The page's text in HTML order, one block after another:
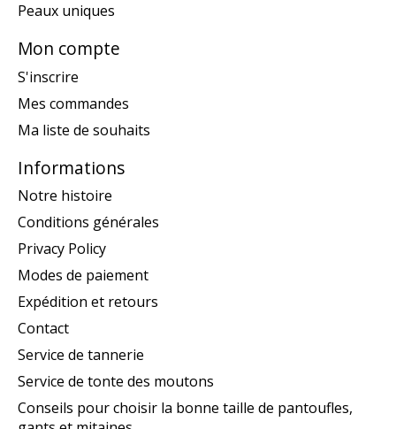
Peaux uniques
Mon compte
S'inscrire
Mes commandes
Ma liste de souhaits
Informations
Notre histoire
Conditions générales
Privacy Policy
Modes de paiement
Expédition et retours
Contact
Service de tannerie
Service de tonte des moutons
Conseils pour choisir la bonne taille de pantoufles,